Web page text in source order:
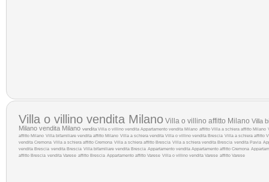
Villa o villino vendita Milano Villa o villino affitto Milano Villa
Milano vendita Milano venditaVilla o villino vendita Appartamento vendita Milano affitto Villa a schiera affitto Milano
affitto Milano Villa bifamiliare vendita affitto Milano Villa a schiera vendita Villa o villino vendita Brescia Villa a schiera affitto
vendita Cremona Villa a schiera affitto Cremona Villa a schiera affitto Brescia Villa a schiera vendita Brescia vendita Pavia
vendita Brescia vendita Brescia Villa bifamiliare vendita Brescia Appartamento vendita Appartamento affitto Cremona
affitto Brescia vendita Varese affitto Brescia Appartamento affitto Varese Villa o villino vendita Varese affitto Varese